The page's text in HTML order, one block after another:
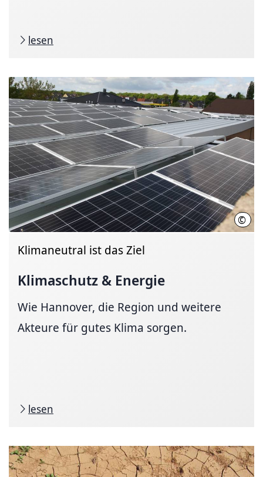
lesen
©
Klimaneutral ist das Ziel
Klimaschutz & Energie
Wie Hannover, die Region und weitere
Akteure für gutes Klima sorgen.
lesen